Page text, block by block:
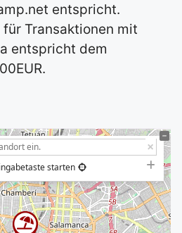
entspricht.
Transaktionen mit
entspricht dem
starten